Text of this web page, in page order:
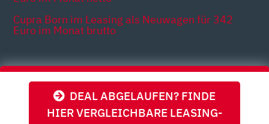
DEAL ABGELAUFEN? FINDE
HIER VERGLEICHBARE LEASING-
Cupra Born im Leasing als Neuwagen für 342
Euro im Monat brutto